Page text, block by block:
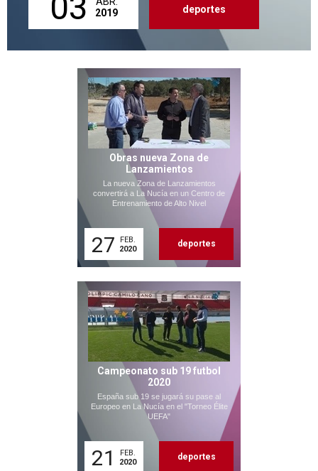
2019
deportes
Obras nueva Zona de
Lanzamientos
La nueva Zona de Lanzamientos
convertirá a La Nucía en un Centro de
Entrenamiento de Alto Nivel
27
FEB.
2020
deportes
Campeonato sub 19 futbol
2020
España sub 19 se jugará su pase al
Europeo en La Nucía en el "Torneo Élite
UEFA"
21
FEB.
2020
deportes